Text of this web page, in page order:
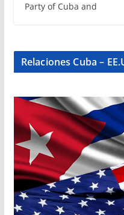
Party of Cuba and
Relaciones Cuba –